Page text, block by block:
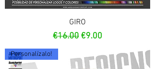
GIRO
Regular Price
€16.00Sale Price
€9.00
Personalízalo!